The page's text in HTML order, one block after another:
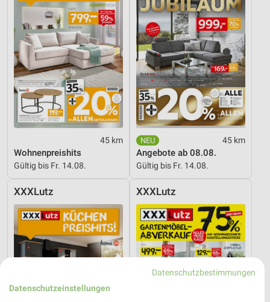
45 km
Wohnenpreishits
Gültig bis Fr. 14.08.
45 km
Angebote ab 08.08.
Gültig bis Fr. 14.08.
XXXLutz XXXLutz
Datenschutzbestimmungen
Datenschutzeinstellungen